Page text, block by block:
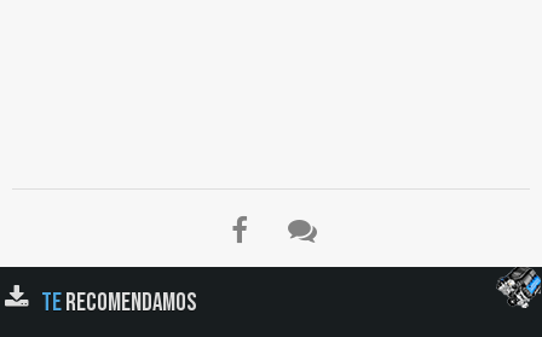
TERECOMENDAMOS